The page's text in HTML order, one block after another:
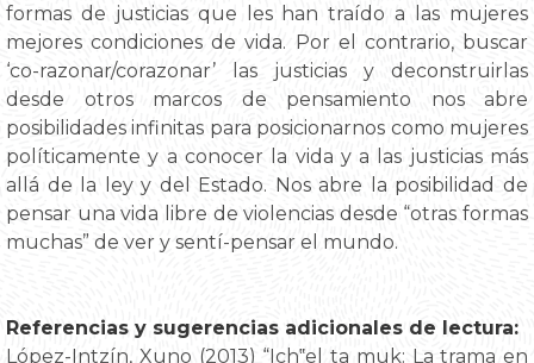
formas de justicias que les han traído a las mujeres
mejores condiciones de vida. Por el contrario, buscar
‘co-razonar/corazonar’ las justicias y deconstruirlas
desde otros marcos de pensamiento nos abre
posibilidades infinitas para posicionarnos como mujeres
políticamente y a conocer la vida y a las justicias más
allá de la ley y del Estado. Nos abre la posibilidad de
pensar una vida libre de violencias desde “otras formas
muchas” de ver y sentí-pensar el mundo.
Referencias y sugerencias adicionales de lectura:
López-Intzín, Xuno (2013) “Ich‟el ta muk: La trama en